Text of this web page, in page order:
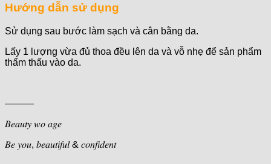
Hướng dẫn sử dụng
Sử dụng sau bước làm sạch và cân bằng da.
Lấy 1 lượng vừa đủ thoa đều lên da và vỗ nhẹ để sản phẩm
thẩm thấu vào da.
———
𝐵𝑒𝑎𝑢𝑡𝑦 𝑤𝑜 𝑎𝑔𝑒
𝐵𝑒 𝑦𝑜𝑢, 𝑏𝑒𝑎𝑢𝑡𝑖𝑓𝑢𝑙 & 𝑐𝑜𝑛𝑓𝑖𝑑𝑒𝑛𝑡